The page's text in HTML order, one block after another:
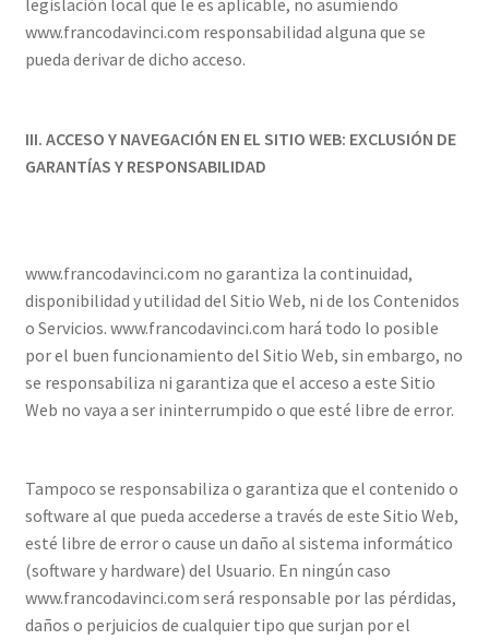
legislación local que le es aplicable, no asumiendo
www.francodavinci.com responsabilidad alguna que se
pueda derivar de dicho acceso.
III. ACCESO Y NAVEGACIÓN EN EL SITIO WEB: EXCLUSIÓN DE
GARANTÍAS Y RESPONSABILIDAD
www.francodavinci.com no garantiza la continuidad,
disponibilidad y utilidad del Sitio Web, ni de los Contenidos
o Servicios. www.francodavinci.com hará todo lo posible
por el buen funcionamiento del Sitio Web, sin embargo, no
se responsabiliza ni garantiza que el acceso a este Sitio
Web no vaya a ser ininterrumpido o que esté libre de error.
Tampoco se responsabiliza o garantiza que el contenido o
software al que pueda accederse a través de este Sitio Web,
esté libre de error o cause un daño al sistema informático
(software y hardware) del Usuario. En ningún caso
www.francodavinci.com será responsable por las pérdidas,
daños o perjuicios de cualquier tipo que surjan por el